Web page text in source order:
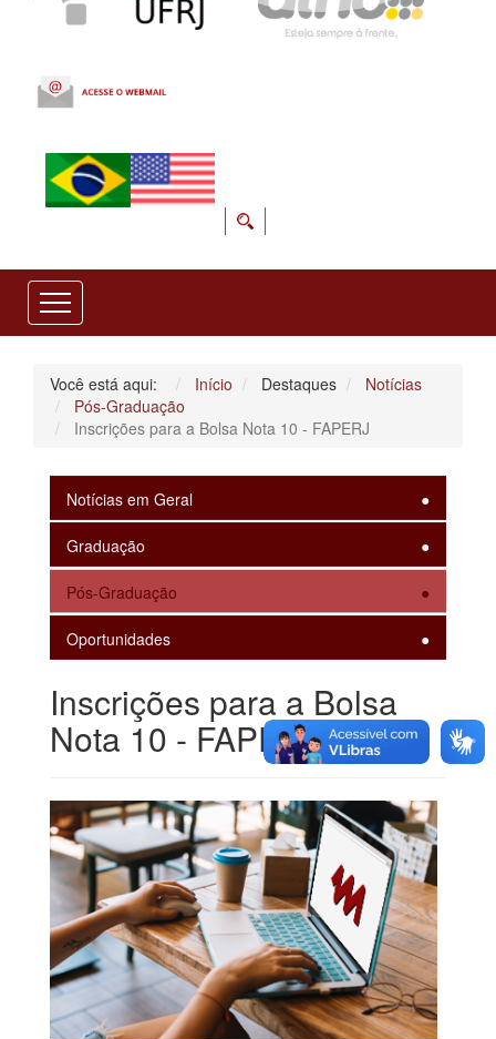
Você está aqui: Início Destaques
Notícias
Pós-Graduação
Inscrições para a Bolsa Nota 10 - FAPERJ
Notícias em Geral
Graduação
Pós-Graduação
Oportunidades
Inscrições para a Bolsa
Nota 10 - FAPERJ